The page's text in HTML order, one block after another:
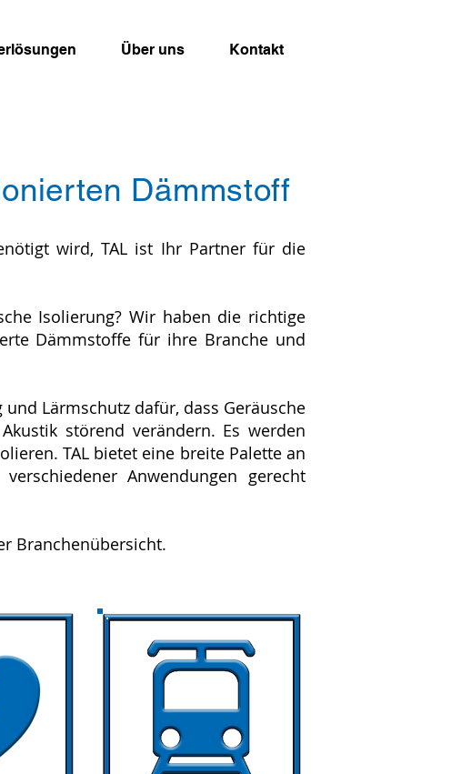
Über uns Kontakt
Dämmstoff
wird, TAL ist Ihr Partner für die
Isolierung? Wir haben die richtige
Dämmstoffe für ihre Branche und
Lärmschutz dafür, dass Geräusche
störend verändern. Es werden
TAL bietet eine breite Palette an
Anwendungen gerecht
Branchenübersicht.